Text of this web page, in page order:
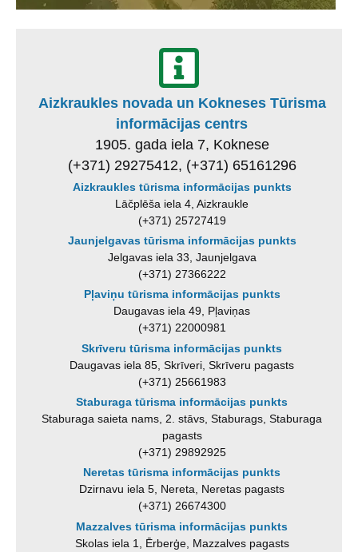
Aizkraukles novada un Kokneses Tūrisma
informācijas centrs
1905. gada iela 7, Koknese
(+371) 29275412, (+371) 65161296
Aizkraukles tūrisma informācijas punkts
Lāčplēša iela 4, Aizkraukle
(+371) 25727419
Jaunjelgavas tūrisma informācijas punkts
Jelgavas iela 33, Jaunjelgava
(+371) 27366222
Pļaviņu tūrisma informācijas punkts
Daugavas iela 49, Pļaviņas
(+371) 22000981
Skrīveru tūrisma informācijas punkts
Daugavas iela 85, Skrīveri, Skrīveru pagasts
(+371) 25661983
Staburaga tūrisma informācijas punkts
Staburaga saieta nams, 2. stāvs, Staburags, Staburaga
pagasts
(+371) 29892925
Neretas tūrisma informācijas punkts
Dzirnavu iela 5, Nereta, Neretas pagasts
(+371) 26674300
Mazzalves tūrisma informācijas punkts
Skolas iela 1, Ērberģe, Mazzalves pagasts